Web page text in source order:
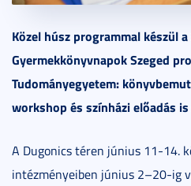
Közel húsz programmal készül
Gyermekkönyvnapok Szeged
Tudományegyetem:
workshop és színházi előadás
A Dugonics téren június 11-14.
intézményeiben június 2–20-ig